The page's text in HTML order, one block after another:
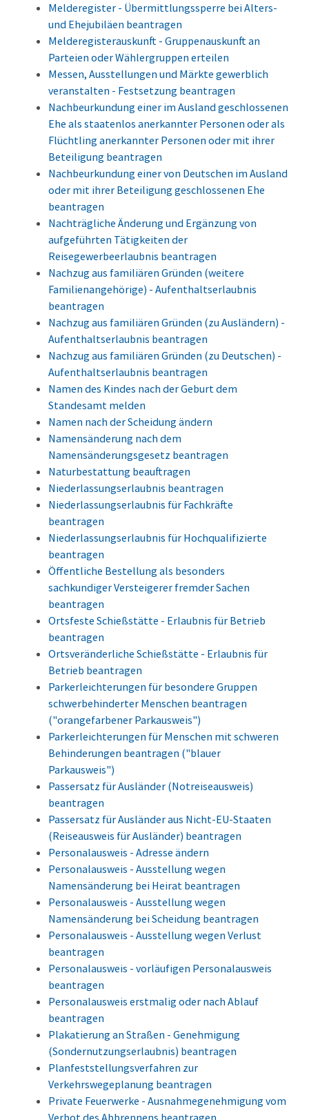
Melderegister - Übermittlungssperre bei Alters-
und Ehejubiläen beantragen
Melderegisterauskunft - Gruppenauskunft an
Parteien oder Wählergruppen erteilen
Messen, Ausstellungen und Märkte gewerblich
veranstalten - Festsetzung beantragen
Nachbeurkundung einer im Ausland geschlossenen
Ehe als staatenlos anerkannter Personen oder als
Flüchtling anerkannter Personen oder mit ihrer
Beteiligung beantragen
Nachbeurkundung einer von Deutschen im Ausland
oder mit ihrer Beteiligung geschlossenen Ehe
beantragen
Nachträgliche Änderung und Ergänzung von
aufgeführten Tätigkeiten der
Reisegewerbeerlaubnis beantragen
Nachzug aus familiären Gründen (weitere
Familienangehörige) - Aufenthaltserlaubnis
beantragen
Nachzug aus familiären Gründen (zu Ausländern) -
Aufenthaltserlaubnis beantragen
Nachzug aus familiären Gründen (zu Deutschen) -
Aufenthaltserlaubnis beantragen
Namen des Kindes nach der Geburt dem
Standesamt melden
Namen nach der Scheidung ändern
Namensänderung nach dem
Namensänderungsgesetz beantragen
Naturbestattung beauftragen
Niederlassungserlaubnis beantragen
Niederlassungserlaubnis für Fachkräfte
beantragen
Niederlassungserlaubnis für Hochqualifizierte
beantragen
Öffentliche Bestellung als besonders
sachkundiger Versteigerer fremder Sachen
beantragen
Ortsfeste Schießstätte - Erlaubnis für Betrieb
beantragen
Ortsveränderliche Schießstätte - Erlaubnis für
Betrieb beantragen
Parkerleichterungen für besondere Gruppen
schwerbehinderter Menschen beantragen
("orangefarbener Parkausweis")
Parkerleichterungen für Menschen mit schweren
Behinderungen beantragen ("blauer
Parkausweis")
Passersatz für Ausländer (Notreiseausweis)
beantragen
Passersatz für Ausländer aus Nicht-EU-Staaten
(Reiseausweis für Ausländer) beantragen
Personalausweis - Adresse ändern
Personalausweis - Ausstellung wegen
Namensänderung bei Heirat beantragen
Personalausweis - Ausstellung wegen
Namensänderung bei Scheidung beantragen
Personalausweis - Ausstellung wegen Verlust
beantragen
Personalausweis - vorläufigen Personalausweis
beantragen
Personalausweis erstmalig oder nach Ablauf
beantragen
Plakatierung an Straßen - Genehmigung
(Sondernutzungserlaubnis) beantragen
Planfeststellungsverfahren zur
Verkehrswegeplanung beantragen
Private Feuerwerke - Ausnahmegenehmigung vom